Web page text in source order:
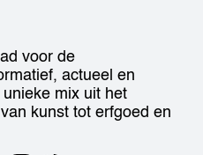
voor de
actueel en
mix uit het
kunst tot erfgoed en